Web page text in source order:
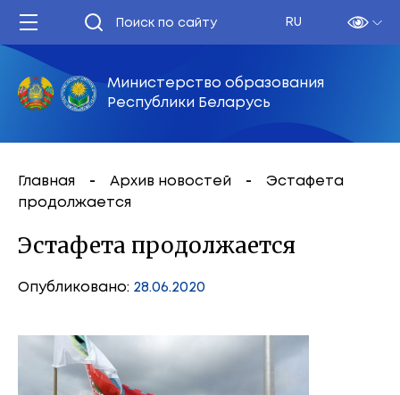
RU
Министерство образования
Республики Беларусь
Главная Архив новостей
Эстафета
продолжается
Эстафета продолжается
Опубликовано: 28.06.2020